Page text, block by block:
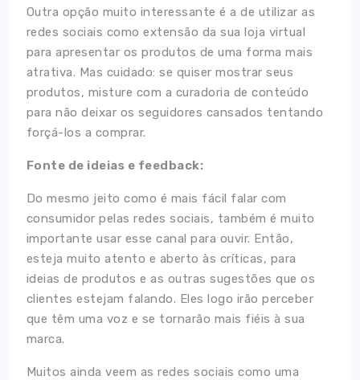
Outra opção muito interessante é a de utilizar as
redes sociais como extensão da sua loja virtual
para apresentar os produtos de uma forma mais
atrativa. Mas cuidado: se quiser mostrar seus
produtos, misture com a curadoria de conteúdo
para não deixar os seguidores cansados tentando
forçá-los a comprar.
Fonte de ideias e feedback:
Do mesmo jeito como é mais fácil falar com
consumidor pelas redes sociais, também é muito
importante usar esse canal para ouvir. Então,
esteja muito atento e aberto às críticas, para
ideias de produtos e as outras sugestões que os
clientes estejam falando. Eles logo irão perceber
que têm uma voz e se tornarão mais fiéis à sua
marca.
Muitos ainda veem as redes sociais como uma